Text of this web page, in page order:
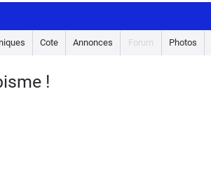
Cote Annonces Forum Photos
!